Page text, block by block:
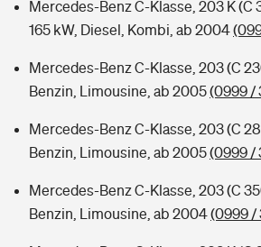
Mercedes-Benz C-Klasse, 203 K (C
165 kW, Diesel, Kombi, ab 2004
Mercedes-Benz C-Klasse, 203 (C
Benzin, Limousine, ab 2005(0999 /
Mercedes-Benz C-Klasse, 203 (C
Benzin, Limousine, ab 2005(0999 /
Mercedes-Benz C-Klasse, 203 (C
Benzin, Limousine, ab 2004(0999 /